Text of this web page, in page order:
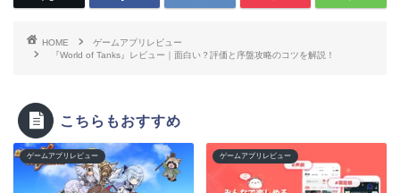
HOME
ゲームアプリレビュー
『World of Tanks』レビュー｜面白い？評価と序盤攻略のコツを解説！
こちらもおすすめ
ゲームアプリレビュー ゲームアプリレビュー